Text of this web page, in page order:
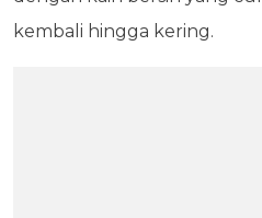
kembali hingga kering.